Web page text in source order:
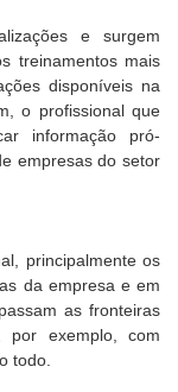
e surgem
treinamentos mais
disponíveis na
o profissional que
informação pró-
empresas do setor
principalmente os
da empresa e em
as fronteiras
por exemplo, com
todo.